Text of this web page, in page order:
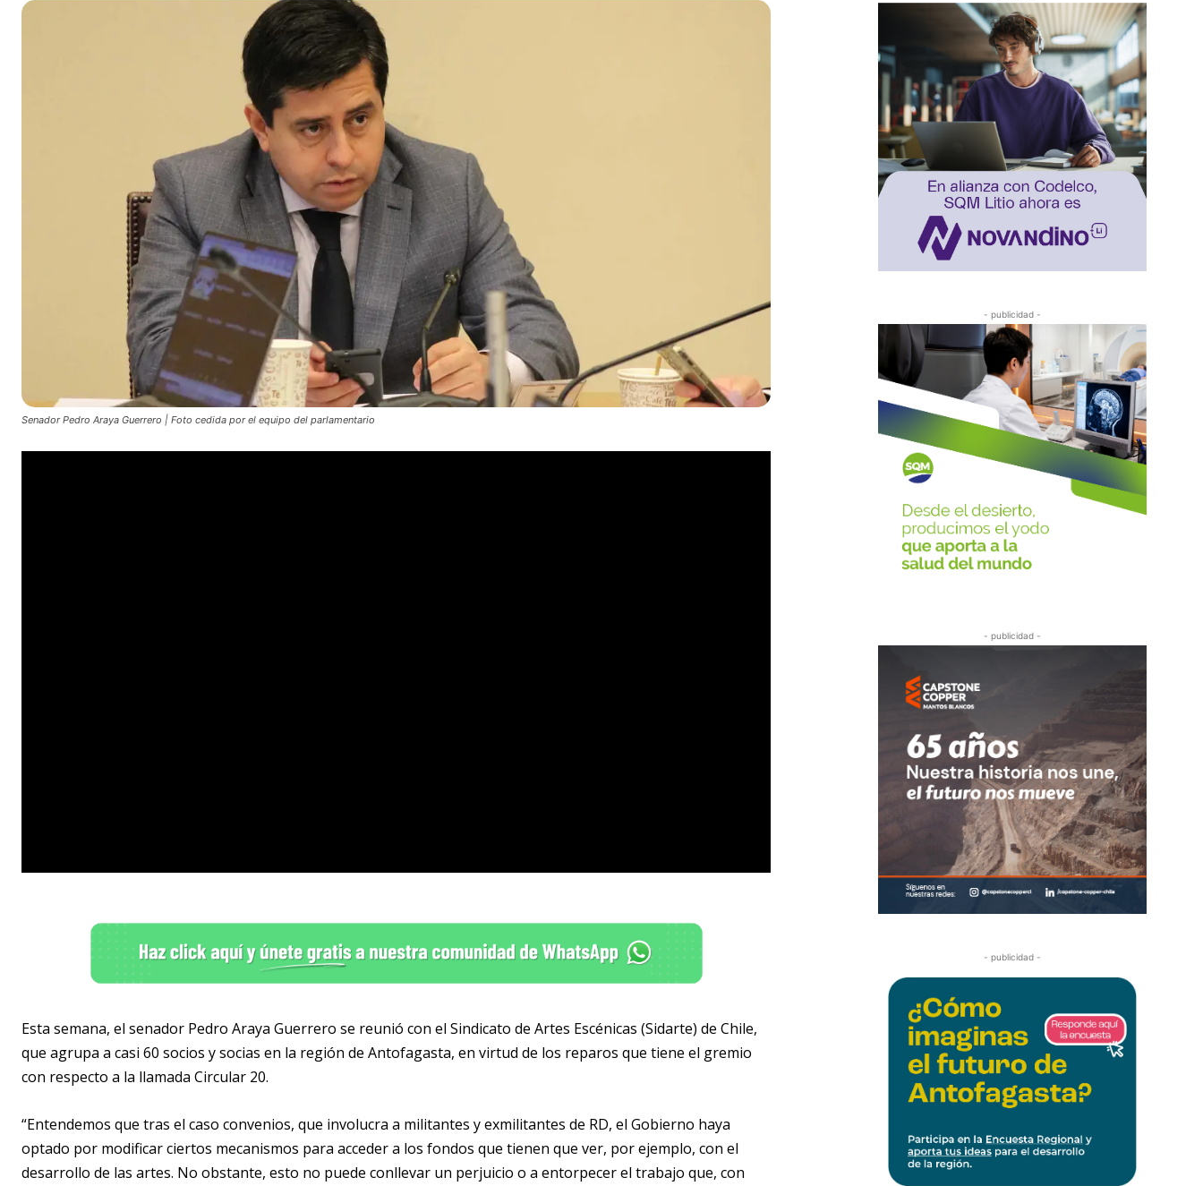
Senador Pedro Araya Guerrero | Foto cedida por el equipo del parlamentario
Esta semana, el senador Pedro Araya Guerrero se reunió con el Sindicato de Artes Escénicas (Sidarte) de Chile,
que agrupa a casi 60 socios y socias en la región de Antofagasta, en virtud de los reparos que tiene el gremio
con respecto a la llamada Circular 20.
“Entendemos que tras el caso convenios, que involucra a militantes y exmilitantes de RD, el Gobierno haya
optado por modificar ciertos mecanismos para acceder a los fondos que tienen que ver, por ejemplo, con el
desarrollo de las artes. No obstante, esto no puede conllevar un perjuicio o a entorpecer el trabajo que, con
- publicidad -
- publicidad -
- publicidad -